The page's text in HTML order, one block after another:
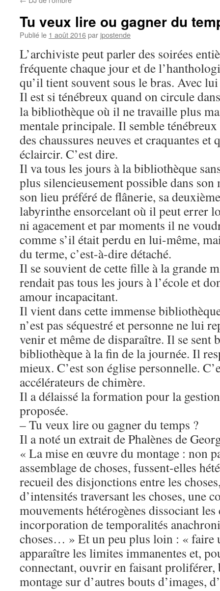
Tu veux lire ou gagner du
Publié le 1 août 2016par jpostende
L’archiviste peut parler des soirées
fréquente chaque jour et de
qu’il tient souvent sous le bras. Avec
Il est si ténébreux quandon circule
la bibliothèque où il ne travaille plus
mentale principale. Il semble
des chaussures neuves et craquantes et
éclaircir. C’est dire.
Il va tous les jours à la bibliothèque
plus silencieusement possible dans
son lieu préféré de flânerie, sa
labyrinthe ensorcelant où il peut errer
ni agacement et par moments il ne
comme s’il était perdu en lui-même,
du terme, c’est-à-dire détaché.
Il se souvient de cette fille à la grande
rendait pas tous les jours à l’école et
amour incapacitant.
Il vient dans cette immense
n’est pas séquestré et personne ne lui
venir et même de disparaître. Il se sent
bibliothèque à la fin de la journée. Il
mieux. C’est son église personnelle.
accélérateurs de chimère.
Il a délaissé la formation pour la
proposée.
– Tu veux lire ou gagner du temps ?
Il a noté un extrait de Phalènes de
« La mise en œuvre du montage : non
assemblage de choses, fussent-elles
recueil des disjonctions entre les
d’intensités traversant les choses, une
mouvements hétérogènes dissociant les
incorporation de temporalités
choses… » Et un peu plus loin : « faire
apparaître les limites immanentes et,
connectant, ouvrir en faisant
montage sur d’autres bouts d’images,